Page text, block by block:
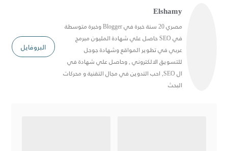
Elshamy
مصري 20 سنة خبرة في Blogger وخبرة متوسطة
في SEO حاصل علي شهادة المليون مبرمج
عربي في تطوير المواقع وشهادة جوجل
للتسويق الالكتروني , وحاصل علي شهادة في
ال SEO, احب التدوين في مجال التقنية و محركات
البحث
البروفايل